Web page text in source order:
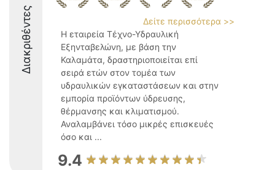
Διακριθέντες
Δείτε περισσότερα >>
Η εταιρεία Τέχνο-Υδραυλική
Εξηνταβελώνη, με βάση την
Καλαμάτα, δραστηριοποιείται επί
σειρά ετών στον τομέα των
υδραυλικών εγκαταστάσεων και στην
εμπορία προϊόντων ύδρευσης,
θέρμανσης και κλιματισμού.
Αναλαμβάνει τόσο μικρές επισκευές
όσο και ...
9.4